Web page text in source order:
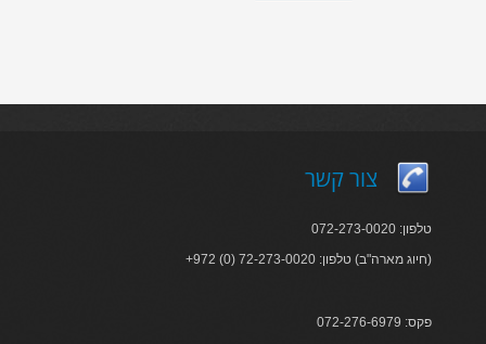
צור קשר
טלפון: 072-273-0020
+972 (0) 72-273-0020 :חיוג מארה"ב) טלפון)
פקס: 072-276-6979